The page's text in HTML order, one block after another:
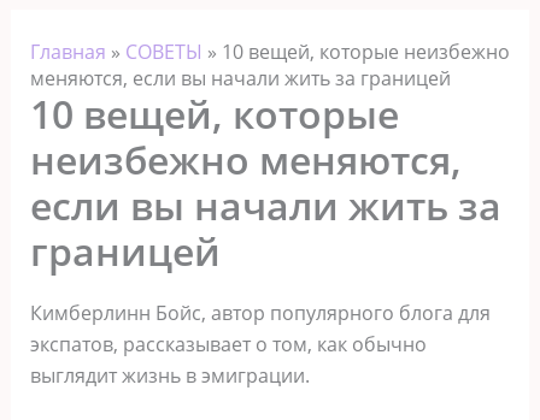
Главная » СОВЕТЫ » 10 вещей, которые неизбежно
меняются, если вы начали жить за границей
10 вещей, которые
неизбежно меняются,
если вы начали жить за
границей
Кимберлинн Бойс, автор популярного блога для
экспатов, рассказывает о том, как обычно
выглядит жизнь в эмиграции.